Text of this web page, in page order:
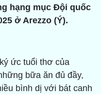
hạng mục Đội quốc
ở Arezzo (Ý).
ức tuổi thơ của
bữa ăn đủ đầy,
bình dị với bát canh